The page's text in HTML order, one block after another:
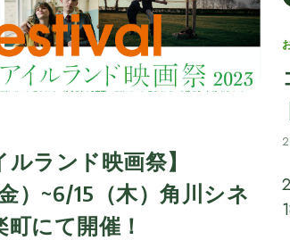
ルランド映画祭】
）~6/15（木）角川シネ
町にて開催！